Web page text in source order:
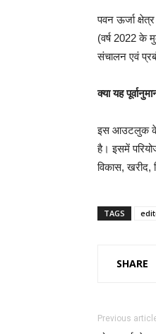
पवन ऊर्जा
(वर्ष 2022 के
संचालन एवं
क्या यह
इस आउटलुक के
है। इसमें
विकास, खरीद,
TAGS
SHARE
Previous